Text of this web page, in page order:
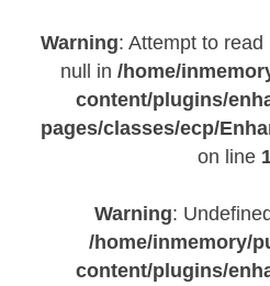
Warning: Attempt to
null in /home/
content/plugins/
pages/classes/ecp/
on line
Warning:
/home/inmemory/
content/plugins/